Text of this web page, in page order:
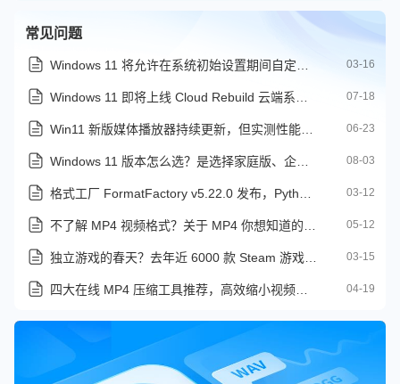
常见问题
03-16
07-18
06-23
08-03
03-12
05-12
03-15
04-19